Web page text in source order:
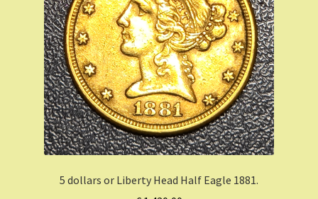
5 dollars or Liberty Head Half Eagle 1881.